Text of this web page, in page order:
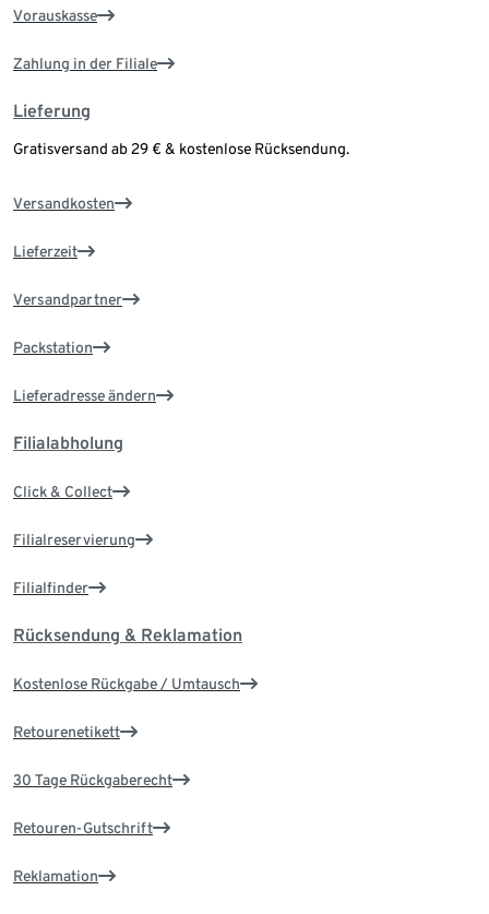
Vorauskasse
Zahlung in der Filiale
Lieferung
Gratisversand ab 29 € & kostenlose Rücksendung.
Versandkosten
Lieferzeit
Versandpartner
Packstation
Lieferadresse ändern
Filialabholung
Click & Collect
Filialreservierung
Filialfinder
Rücksendung & Reklamation
Kostenlose Rückgabe / Umtausch
Retourenetikett
30 Tage Rückgaberecht
Retouren-Gutschrift
Reklamation